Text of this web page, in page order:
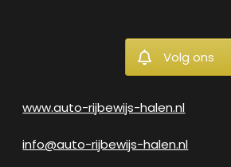
Volg ons
www.auto-rijbewijs-halen.nl
info@auto-rijbewijs-halen.nl